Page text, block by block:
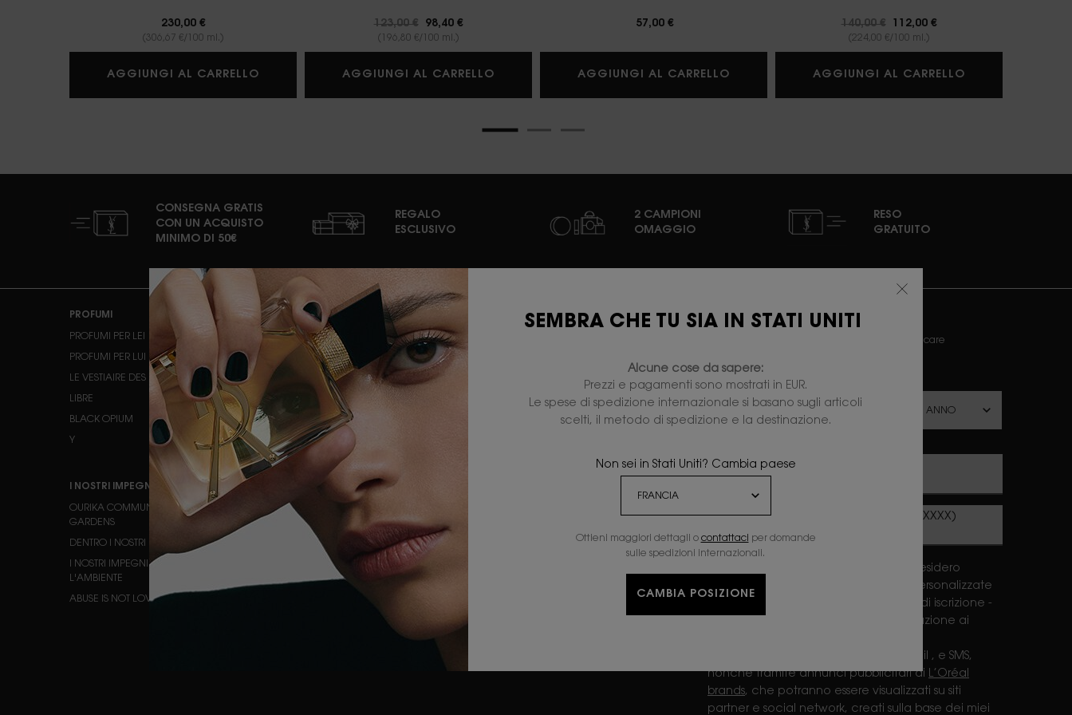
230,00 €
(306,67 €/100 ml.)
AGGIUNGI AL CARRELLO BABYCAT EAU DE PARFUM
Prezzo precedente
123,00 € Prezzo attuale
98,40 €
(196,80 €/100 ml.)
AGGIUNGI AL CARRELLO LIBRE EAU DE PARFUM
57,00 €
AGGIUNGI AL CARRELLO SKIN AFFAIR CUSHION FOUNDATION
Prezzo precedente
140,00 € Prezzo attuale
112,00 €
(224,00 €/100 ml.)
AGGIUNGI AL CARRELLO
CONSEGNA GRATIS
CON UN ACQUISTO
MINIMO DI 50€
REGALO
ESCLUSIVO
2 CAMPIONI
OMAGGIO
RESO
GRATUITO
Navigazione footer
PROFUMI
PROFUMI PER LEI
PROFUMI PER LUI
LE VESTIAIRE DES PARFUMS
LIBRE
BLACK OPIUM
Y
MAKE-UP
INCARNATO
OCCHI
LABBRA
CURA DELLA PELLE
STRUCCANTI E TONICI
SIERI
IDRATANTI
IN EVIDENZA
OFFERTE
I NOSTRI IMPEGNI
OURIKA COMMUNITY
GARDENS
DENTRO I NOSTRI PRODOTTI
I NOSTRI IMPEGNI PER
L'AMBIENTE
ABUSE IS NOT LOVE
AIUTO
CONTATTACI
DOMANDE FREQUENTI
TROVA UN PUNTO VENDITA
ISTRUZIONI PER LA RACCOLTA
TERMINI
ACCESSIBILITÀ
TERMINI E CONDIZIONI
CONDIZIONI GENERALI DI
ENTRA CON L'INDIRIZZO EMAIL
newslettersignup.title.legend
Preferisco non specificare
Data di nascita
E-mail*
Numero di cellulare (formato: 3XXXXXXXXX)
Dichiaro di avere almeno 16 anni e desidero
ricevere le offerte - eventualmente personalizzate
previo mio consenso rilasciato in fase di iscrizione -
di L'Oréal France e L'Oréal Italia in relazione ai
comunicazione di marketing via e-mail , e SMS,
nonché tramite annunci pubblicitari di L’Oréal
brands, che potranno essere visualizzati su siti
partner e social network, creati sulla base dei miei
SEMBRA CHE TU SIA IN STATI UNITI
Alcune cose da sapere:
Prezzi e pagamenti sono mostrati in EUR.
Le spese di spedizione internazionale si basano sugli articoli
scelti, il metodo di spedizione e la destinazione.
Non sei in Stati Uniti? Cambia paese
Ottieni maggiori dettagli o contattaci per domande
sulle spedizioni internazionali.
CAMBIA POSIZIONE